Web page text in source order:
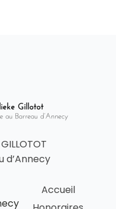
d’Annecy
Accueil